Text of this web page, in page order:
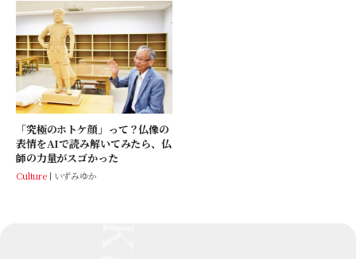
「究極のホトケ顔」って？仏像の
表情をAIで読み解いてみたら、仏
師の力量がスゴかった
Culture いずみゆか